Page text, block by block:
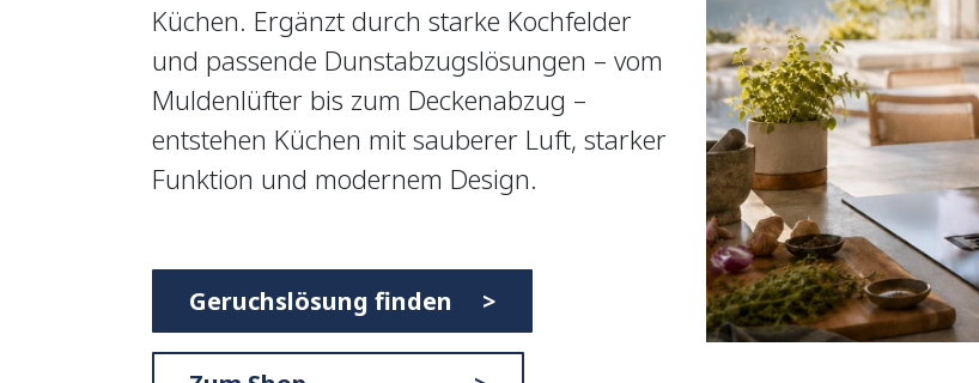
Küchen. Ergänzt durch starke Kochfelder
und passende Dunstabzugslösungen – vom
Muldenlüfter bis zum Deckenabzug –
entstehen Küchen mit sauberer Luft, starker
Funktion und modernem Design.
Geruchslösung finden >